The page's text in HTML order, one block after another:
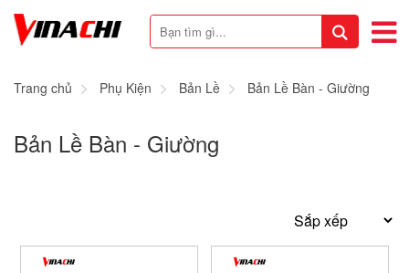
Trang chủ Phụ Kiện Bản Lề Bản Lề Bàn - Giường
Bản Lề Bàn - Giường